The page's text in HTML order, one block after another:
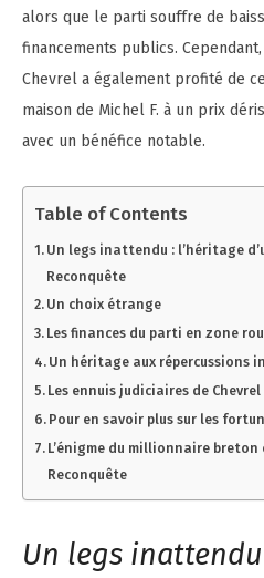
alors que le parti souffre de
financements publics.
Chevrel a également profité de
maison de Michel F. à un prix
avec un bénéfice notable.
Table of Contents
Un legs inattendu : l’héritage
Reconquête
Un choix étrange
Les finances du parti en zone
Un héritage aux répercussions
Les ennuis judiciaires de Chevrel
Pour en savoir plus sur les
L’énigme du millionnaire
Reconquête
Un legs